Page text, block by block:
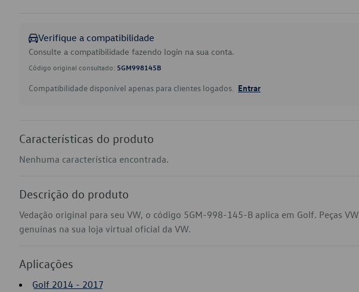
Verifique a compatibilidade
Consulte a compatibilidade fazendo login na sua conta.
Código original consultado: 5GM998145B
Compatibilidade disponível apenas para clientes logados. Entrar
Características do produto
Nenhuma característica encontrada.
Descrição do produto
Vedação original para seu VW, o código 5GM-998-145-B aplica em Golf. Peças VW
genuínas na sua loja virtual oficial da VW.
Aplicações
Golf 2014 - 2017